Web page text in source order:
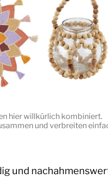
hier willkürlich kombiniert.
und verbreiten
und